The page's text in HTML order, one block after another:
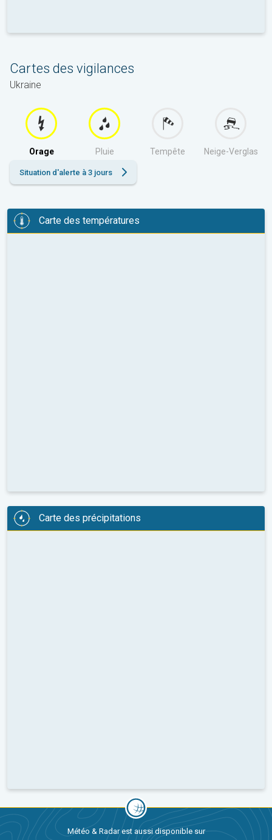
Cartes des vigilances
Ukraine
Orage Pluie Tempête Neige-Verglas
Situation d'alerte à 3 jours
Carte des températures
Carte des précipitations
Météo & Radar est aussi disponible sur